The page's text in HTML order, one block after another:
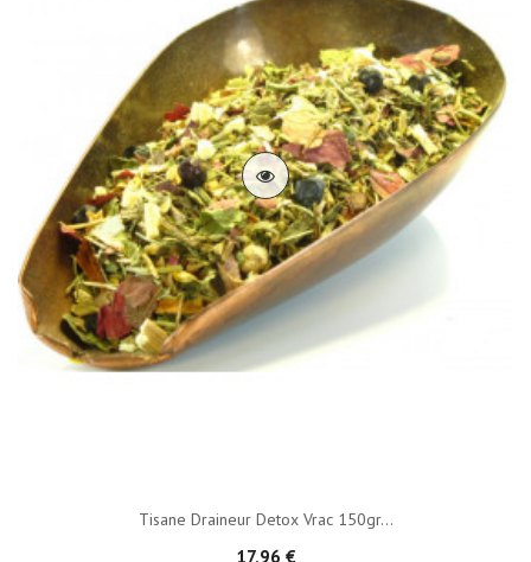
Tisane Draineur Detox Vrac 150gr...
17,96 €